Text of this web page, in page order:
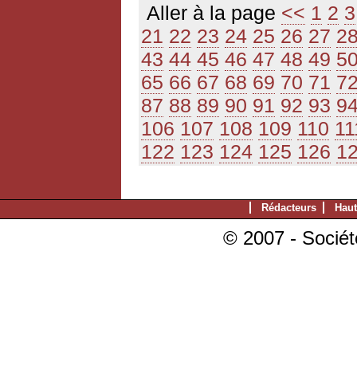
Aller à la page << 1 2 3
21 22 23 24 25 26 27
43 44 45 46 47 48 49
65 66 67 68 69 70 71
87 88 89 90 91 92 93
106 107 108 109 110
122 123 124 125 126
Rédacteurs
© 2007 -